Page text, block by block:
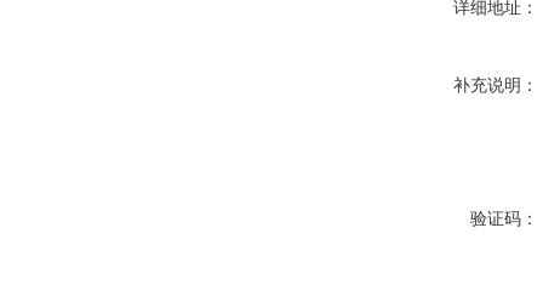
详细地址：
补充说明：
验证码：